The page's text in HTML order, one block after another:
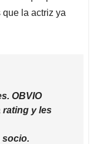
la actriz ya
OBVIO
rating y les
socio.